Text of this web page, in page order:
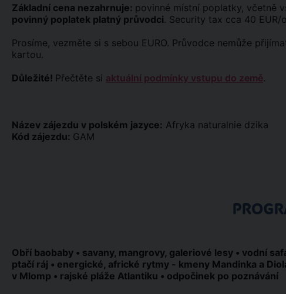
Základní cena nezahrnuje: povinné místní poplatky, včetně
povinný poplatek platný průvodci. Security tax cca 40 EUR/
Prosíme, vezměte si s sebou EURO. Průvodce nemůže
kartou.
Důležité! Přečtěte si aktuální podmínky vstupu do země.
Název zájezdu v polském jazyce: Afryka naturalnie dzika
Kód zájezdu: GAM
Obří baobaby • savany, mangrovy, galeriové lesy • vodní
ptačí ráj • energické, africké rytmy - kmeny Mandinka a
v Mlomp • rajské pláže Atlantiku • odpočinek po poznávání